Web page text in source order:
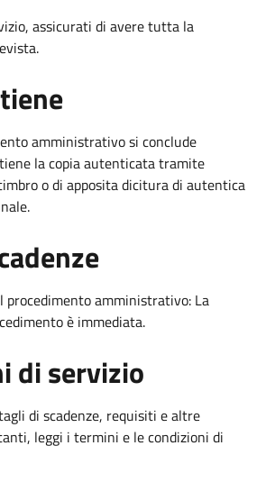
assicurati di avere tutta la
amministrativo si conclude
la copia autenticata tramite
o di apposita dicitura di autentica
procedimento amministrativo: La
è immediata.
di servizio
di scadenze, requisiti e altre
leggi i termini e le condizioni di